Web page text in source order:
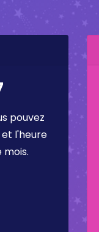
pouvez
l'heure